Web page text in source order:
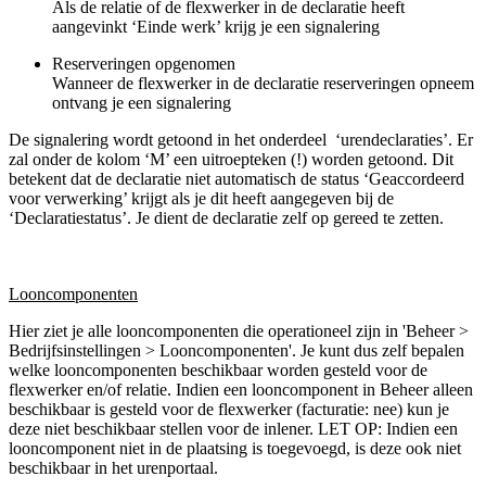
Als de relatie of de flexwerker in de declaratie heeft
aangevinkt ‘Einde werk’ krijg je een signalering
Reserveringen opgenomen
Wanneer de flexwerker in de declaratie reserveringen opneem
ontvang je een signalering
De signalering wordt getoond in het onderdeel ‘urendeclaraties’. Er
zal onder de kolom ‘M’ een uitroepteken (!) worden getoond. Dit
betekent dat de declaratie niet automatisch de status ‘Geaccordeerd
voor verwerking’ krijgt als je dit heeft aangegeven bij de
‘Declaratiestatus’. Je dient de declaratie zelf op gereed te zetten.
Looncomponenten
Hier ziet je alle looncomponenten die operationeel zijn in 'Beheer >
Bedrijfsinstellingen > Looncomponenten'. Je kunt dus zelf bepalen
welke looncomponenten beschikbaar worden gesteld voor de
flexwerker en/of relatie. Indien een looncomponent in Beheer alleen
beschikbaar is gesteld voor de flexwerker (facturatie: nee) kun je
deze niet beschikbaar stellen voor de inlener. LET OP: Indien een
looncomponent niet in de plaatsing is toegevoegd, is deze ook niet
beschikbaar in het urenportaal.